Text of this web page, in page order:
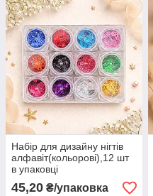
Набір для дизайну нігтів
алфавіт(кольорові),12 шт
в упаковці
45,20 ₴/упаковка